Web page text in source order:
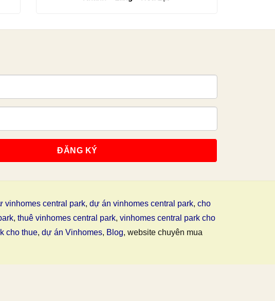
vinhomes central park, dự án vinhomes central park, cho
, thuê vinhomes central park, vinhomes central park cho
cho thue, dự án Vinhomes, Blog, website chuyên mua